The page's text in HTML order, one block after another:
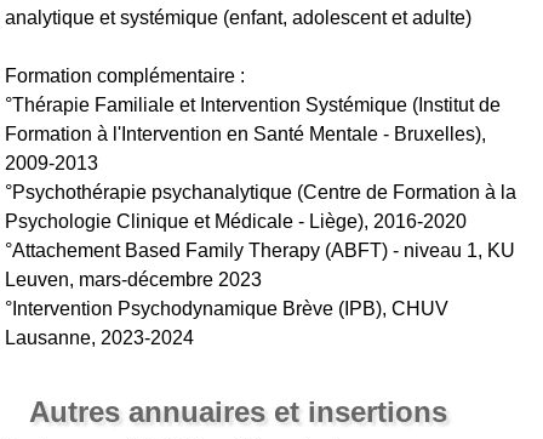
analytique et systémique (enfant, adolescent et adulte)
Formation complémentaire :
°Thérapie Familiale et Intervention Systémique (Institut de
Formation à l'Intervention en Santé Mentale - Bruxelles),
2009-2013
°Psychothérapie psychanalytique (Centre de Formation à la
Psychologie Clinique et Médicale - Liège), 2016-2020
°Attachement Based Family Therapy (ABFT) - niveau 1, KU
Leuven, mars-décembre 2023
°Intervention Psychodynamique Brève (IPB), CHUV
Lausanne, 2023-2024
Autres annuaires et insertions